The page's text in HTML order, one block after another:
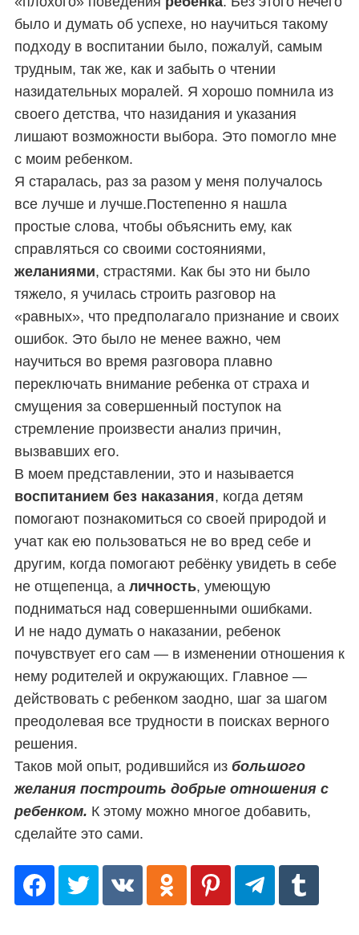
было и думать об успехе, но научиться такому
подходу в воспитании было, пожалуй, самым
трудным, так же, как и забыть о чтении
назидательных моралей. Я хорошо помнила из
своего детства, что назидания и указания
лишают возможности выбора. Это помогло мне
с моим ребенком.
Я старалась, раз за разом у меня получалось
все лучше и лучше.Постепенно я нашла
простые слова, чтобы объяснить ему, как
справляться со своими состояниями,
желаниями, страстями. Как бы это ни было
тяжело, я училась строить разговор на
«равных», что предполагало признание и своих
ошибок. Это было не менее важно, чем
научиться во время разговора плавно
переключать внимание ребенка от страха и
смущения за совершенный поступок на
стремление произвести анализ причин,
вызвавших его.
В моем представлении, это и называется
воспитанием без наказания, когда детям
помогают познакомиться со своей природой и
учат как ею пользоваться не во вред себе и
другим, когда помогают ребёнку увидеть в себе
не отщепенца, а личность, умеющую
подниматься над совершенными ошибками.
И не надо думать о наказании, ребенок
почувствует его сам — в изменении отношения к
нему родителей и окружающих. Главное —
действовать с ребенком заодно, шаг за шагом
преодолевая все трудности в поисках верного
решения.
Таков мой опыт, родившийся избольшого
желания построить добрые отношения с
ребенком. К этому можно многое добавить,
сделайте это сами.
a
r
c
o
r
: